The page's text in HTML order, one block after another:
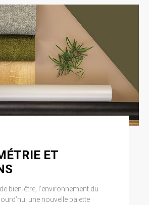
ET
bien-être, l’environnement du
une nouvelle palette